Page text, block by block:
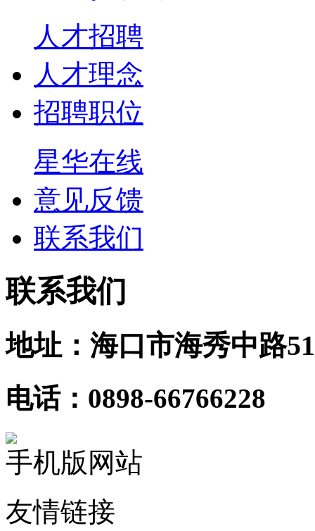
人才招聘
人才理念
招聘职位
星华在线
意见反馈
联系我们
联系我们
地址：海口市海秀中路
电话：0898-66766228
手机版网站
友情链接